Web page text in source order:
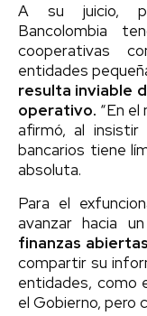
A su juicio,
Bancolombia
cooperativas
entidades
resulta inviable
operativo. “En
afirmó, al
bancarios tiene
absoluta.
Para el
avanzar hacia
finanzas
compartir su
entidades, como
el Gobierno, pero